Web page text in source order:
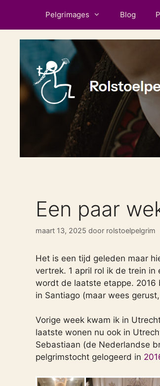
de
inhoud
Pelgrimages Blog
Een paar
maart 13, 2025 door rolstoelpelgrim
Het is een tijd geleden maar
vertrek. 1 april rol ik de trein
wordt de laatste etappe. 2016
in Santiago (maar wees
Vorige week kwam ik in
laatste wonen nu ook in
Sebastiaan (de Nederlandse
pelgrimstocht gelogeerd in